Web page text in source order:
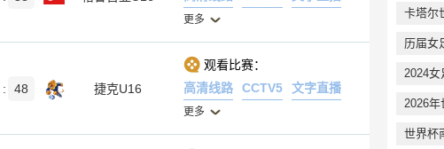
更多
: 48 捷克U16
观看比赛：
高清线路
CCTV5 文字直播
更多
卡塔尔
历届女
2024女
2026年
世界杯